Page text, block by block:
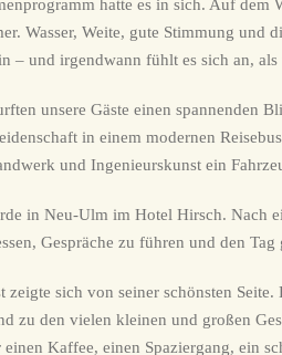
hatte es in sich. Auf
Wasser, Weite, gute Stimmung und
– und irgendwann fühlt es sich an,
unsere Gäste einen spannenden
in einem modernen
und Ingenieurskunst ein
in Neu-Ulm im Hotel Hirsch. Nach
Gespräche zu führen und den
zeigte sich von seiner schönsten
zu den vielen kleinen und großen
Kaffee, einen Spaziergang, ein